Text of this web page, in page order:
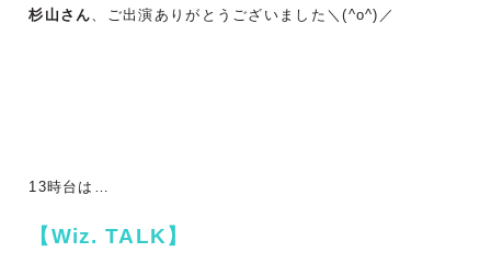
杉山さん、ご出演ありがとうございました＼(^o^)／
13時台は…
【Wiz. TALK】